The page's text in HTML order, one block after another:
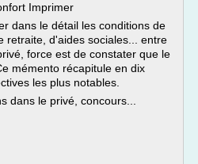
Imprimer
dans le détail les conditions de
retraite, d'aides sociales... entre
force est de constater que le
mémento récapitule en dix
les plus notables.
dans le privé, concours...